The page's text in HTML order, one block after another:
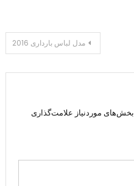
مدل لباس بارداری 2016
بخش‌های موردنیاز علامت‌گذاری